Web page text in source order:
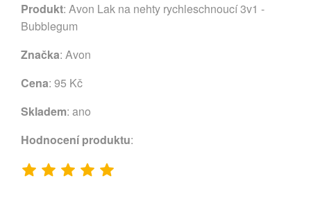
Produkt: Avon Lak na nehty rychleschnoucí 3v1 -
Bubblegum
Značka: Avon
Cena: 95 Kč
Skladem: ano
Hodnocení produktu: